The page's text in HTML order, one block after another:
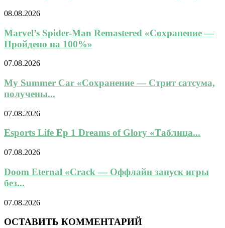
08.08.2026
Marvel’s Spider-Man Remastered «Сохранение —
Пройдено на 100%»
07.08.2026
My Summer Car «Сохранение — Стрит сатсума,
получены...
07.08.2026
Esports Life Ep 1 Dreams of Glory «Таблица...
07.08.2026
Doom Eternal «Crack — Оффлайн запуск игры
без...
07.08.2026
ОСТАВИТЬ КОММЕНТАРИЙ